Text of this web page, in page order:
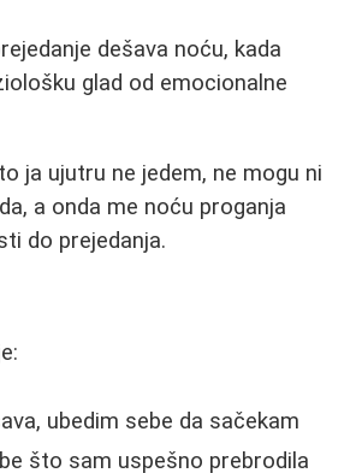
dešava noću, kada
glad od emocionalne
ja ujutru ne jedem, ne mogu ni
a onda me noću proganja
do prejedanja.
ubedim sebe da sačekam
što sam uspešno prebrodila